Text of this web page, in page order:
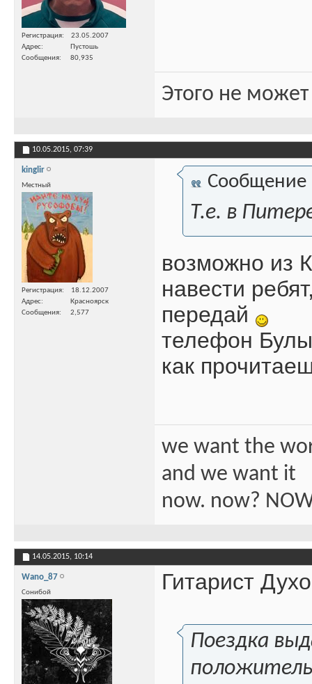
Регистрация
23.05.2007
Адрес
Пустошь
Сообщения
80,935
Этого не
10.05.2015, 07:39
kinglir
Местный
Регистрация
18.12.2007
Адрес
Красноярск
Сообщения
2,577
Сообщение
Т.е. в
возможно из
навести
передай
телефон
как
we want the
and we want it
now. now?
14.05.2015, 10:14
Wano_87
Сонибой Гитарист
Поездка